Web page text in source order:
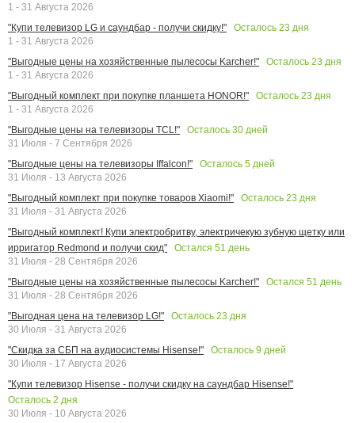
1 - 31 Августа 2026
"Купи телевизор LG и саундбар - получи скидку!"
Осталось 23 дня
1 - 31 Августа 2026
"Выгодные цены на хозяйственные пылесосы Karcher!"
Осталось 23 дня
1 - 31 Августа 2026
"Выгодный комплект при покупке планшета HONOR!"
Осталось 23 дня
1 - 31 Августа 2026
"Выгодные цены на телевизоры TCL!"
Осталось 30 дней
31 Июля - 7 Сентября 2026
"Выгодные цены на телевизоры Iffalcon!"
Осталось 5 дней
31 Июля - 13 Августа 2026
"Выгодный комплект при покупке товаров Xiaomi!"
Осталось 23 дня
31 Июля - 31 Августа 2026
"Выгодный комплект! Купи электробритву, электричекую зубную щетку или
ирригатор Redmond и получи скид"
Остался 51 день
31 Июля - 28 Сентября 2026
"Выгодные цены на хозяйственные пылесосы Karcher!"
Остался 51 день
31 Июля - 28 Сентября 2026
"Выгодная цена на телевизор LG!"
Осталось 23 дня
30 Июля - 31 Августа 2026
"Скидка за СБП на аудиосистемы Hisense!"
Осталось 9 дней
30 Июля - 17 Августа 2026
"Купи телевизор Hisense - получи скидку на саундбар Hisense!"
Осталось 2 дня
30 Июля - 10 Августа 2026